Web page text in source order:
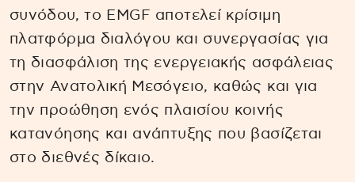
συνόδου, το EMGF αποτελεί κρίσιμη
πλατφόρμα διαλόγου και συνεργασίας για
τη διασφάλιση της ενεργειακής ασφάλειας
στην Ανατολική Μεσόγειο, καθώς και για
την προώθηση ενός πλαισίου κοινής
κατανόησης και ανάπτυξης που βασίζεται
στο διεθνές δίκαιο.